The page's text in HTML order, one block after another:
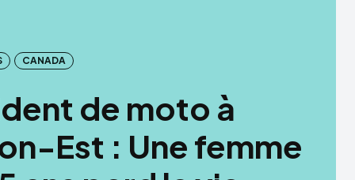
CANADA
de moto à
Est : Une femme